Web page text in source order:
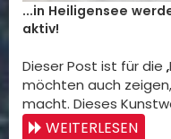
...in Heiligensee
aktiv!
Dieser Post ist für die
möchten auch
macht. Dieses
WEITERLESEN